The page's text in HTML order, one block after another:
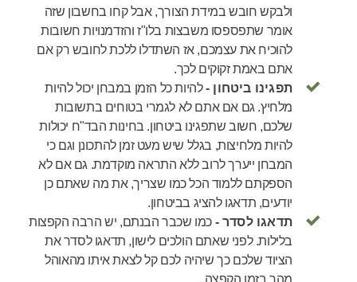
ולבקש חובש במידת הצורך, אבל קחו בחשבון שזה
אומר שתפספסו משבצות בלו"ז והזדמנויות חשובות
להוכיח את עצמכם, אז השתדלו ללכת לחובש רק אם
אתם באמת זקוקים לכך.
תפגינו ביטחון -להיות כל הזמן במבחן יכול להיות
מלחיץ. גם אם אתם לא לגמרי בטוחים בתשובות
שלכם, חשוב שתפגינו ביטחון. בחינות הבד"ח יכולות
להיות מלחיצות, בגלל שיש מעט זמן להתכונן וגם כי
המבחן ייערך לרוב ללא התראה מוקדמת. גם אם לא
הספקתם ללמוד הכל כמו שצריך, את מה שאתם כן
יודעים, תדאגו להציג בביטחון.
תדאגו לסדר - כמו שכבר הבנתם, יש הרבה הקפצות
בלילות. לפני שאתם הולכים לישון, תדאגו לסדר את
הציוד שלכם כך שיהיה לכם קל לצאת איתו מהאוהל
מהר בזמן הקפצה.